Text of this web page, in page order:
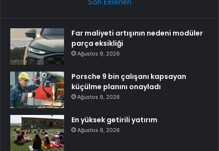
Far maliyeti artışının nedeni modüler
parça eksikliği
Ağustos 9, 2026
Porsche 9 bin çalışanı kapsayan
küçülme planını onayladı
Ağustos 9, 2026
En yüksek getirili yatırım
Ağustos 9, 2026